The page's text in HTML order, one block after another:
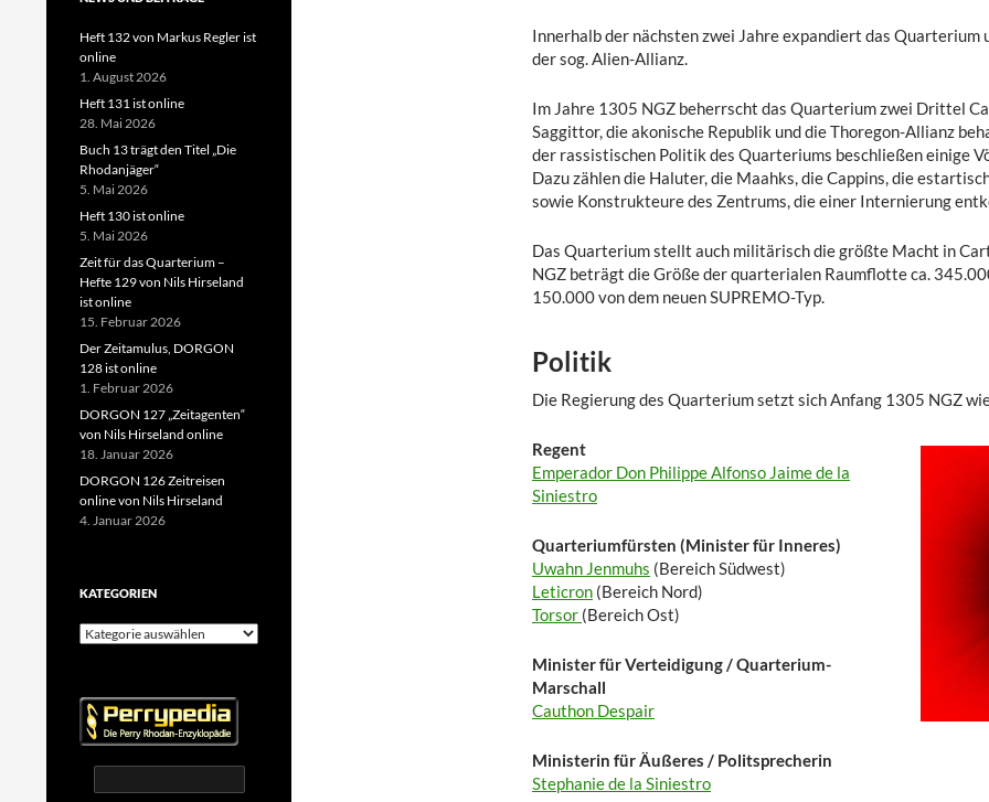
Innerhalb der nächsten zwei Jahre expandiert das
der sog. Alien-Allianz.
Im Jahre 1305 NGZ beherrscht das Quarterium zwei Drittel
Saggittor, die akonische Republik und die Thoregon-Allianz
der rassistischen Politik des Quarteriums beschließen einige
Dazu zählen die Haluter, die Maahks, die Cappins, die
sowie Konstrukteure des Zentrums, die einer Internierung
Das Quarterium stellt auch militärisch die größte Macht in
NGZ beträgt die Größe der quarterialen Raumflotte ca.
150.000 von dem neuen SUPREMO-Typ.
Politik
Die Regierung des Quarterium setzt sich Anfang 1305 NGZ
Regent
Emperador Don Philippe Alfonso Jaime de la
Siniestro
Quarteriumfürsten (Minister für Inneres)
Uwahn Jenmuhs (Bereich Südwest)
Leticron(Bereich Nord)
Torsor (Bereich Ost)
Minister für Verteidigung / Quarterium-
Marschall
Cauthon Despair
Ministerin für Äußeres / Politsprecherin
Stephanie de la Siniestro
Heft 132 von Markus Regler ist
online
1. August 2026
Heft 131 ist online
28. Mai 2026
Buch 13 trägt den Titel „Die
Rhodanjäger“
5. Mai 2026
Heft 130 ist online
5. Mai 2026
Zeit für das Quarterium –
Hefte 129 von Nils Hirseland
ist online
15. Februar 2026
Der Zeitamulus, DORGON
128 ist online
1. Februar 2026
DORGON 127 „Zeitagenten“
von Nils Hirseland online
18. Januar 2026
DORGON 126 Zeitreisen
online von Nils Hirseland
4. Januar 2026
KATEGORIEN
Kategorien